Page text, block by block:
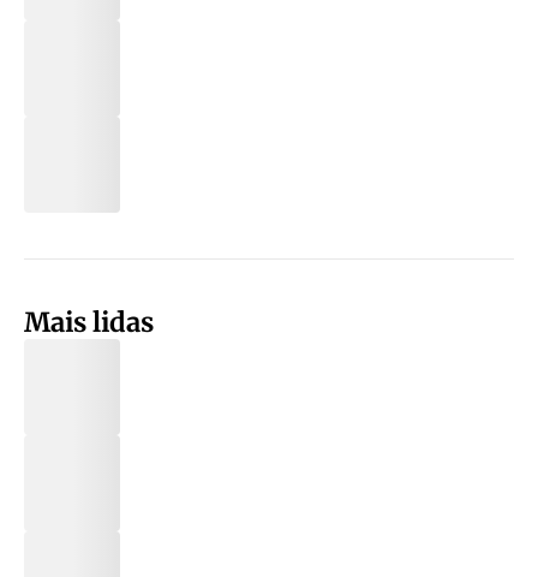
Mais lidas